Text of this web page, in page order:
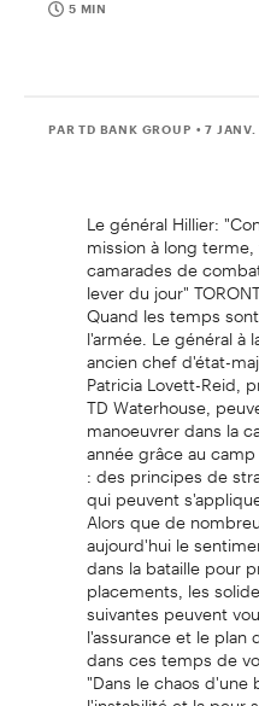
5 MIN
PAR TD BANK GROUP • 7
Le général Hillier:
mission à long
camarades de
lever du jour"
Quand les temps
l'armée. Le général à
ancien chef d'état-
Patricia Lovett-Reid,
TD Waterhouse,
manoeuvrer dans la
année grâce au
: des principes de
qui peuvent
Alors que de
aujourd'hui le
dans la bataille pour
placements, les
suivantes peuvent
l'assurance et le
dans ces temps de
"Dans le chaos
l'instabilité et la peur